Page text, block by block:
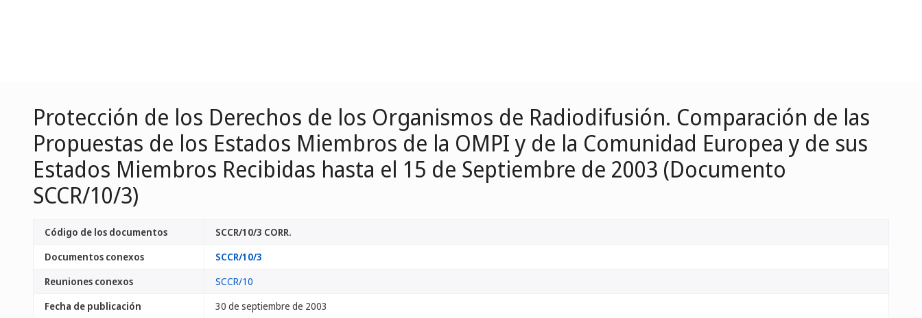
Protección de los Derechos de los Organismos de Radiodifusión. Comparación de las
Propuestas de los Estados Miembros de la OMPI y de la Comunidad Europea y de sus
Estados Miembros Recibidas hasta el 15 de Septiembre de 2003 (Documento
SCCR/10/3)
Código de los documentos
SCCR/10/3 CORR.
Documentos conexos
SCCR/10/3
Reuniones conexos
SCCR/10
Fecha de publicación
30 de septiembre de 2003